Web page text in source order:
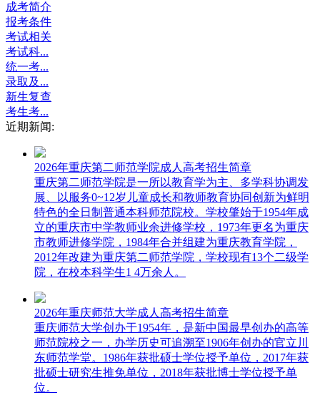
成考简介
报考条件
考试相关
考试科...
统一考...
录取及...
新生复查
考生考...
近期新闻:
2026年重庆第二师范学院成人高考招生简章
重庆第二师范学院是一所以教育学为主、多学科协调发
展、以服务0~12岁儿童成长和教师教育协同创新为鲜明
特色的全日制普通本科师范院校。学校肇始于1954年成
立的重庆市中学教师业余进修学校，1973年更名为重庆
市教师进修学院，1984年合并组建为重庆教育学院，
2012年改建为重庆第二师范学院，学校现有13个二级学
院，在校本科学生1 4万余人。
2026年重庆师范大学成人高考招生简章
重庆师范大学创办于1954年，是新中国最早创办的高等
师范院校之一，办学历史可追溯至1906年创办的官立川
东师范学堂。1986年获批硕士学位授予单位，2017年获
批硕士研究生推免单位，2018年获批博士学位授予单
位。